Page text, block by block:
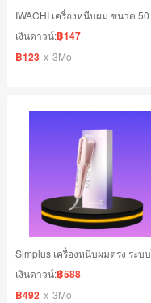
เงินดาวน์:฿147
฿123 x 3Mo
เงินดาวน์:฿588
฿492 x 3Mo